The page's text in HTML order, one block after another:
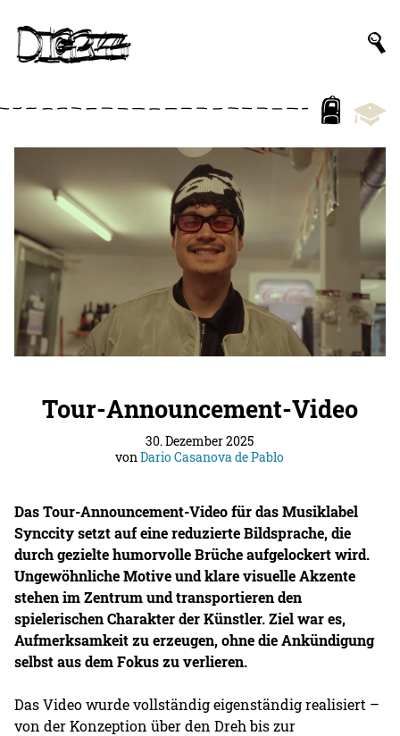
Tour-Announcement-Video
30. Dezember 2025
vonDario Casanova de Pablo
Das Tour-Announcement-Video für das Musiklabel
Synccity setzt auf eine reduzierte Bildsprache, die
durch gezielte humorvolle Brüche aufgelockert wird.
Ungewöhnliche Motive und klare visuelle Akzente
stehen im Zentrum und transportieren den
spielerischen Charakter der Künstler. Ziel war es,
Aufmerksamkeit zu erzeugen, ohne die Ankündigung
selbst aus dem Fokus zu verlieren.
Das Video wurde vollständig eigenständig realisiert –
von der Konzeption über den Dreh bis zur